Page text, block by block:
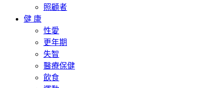
照顧者
健 康
性愛
更年期
失智
醫療保健
飲食